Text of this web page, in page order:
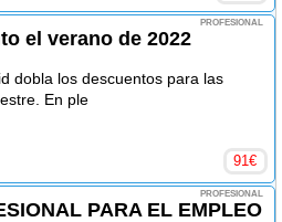
PROFESIONAL
el verano de 2022
dobla los descuentos para las
En ple
91€
PROFESIONAL
PARA EL EMPLEO